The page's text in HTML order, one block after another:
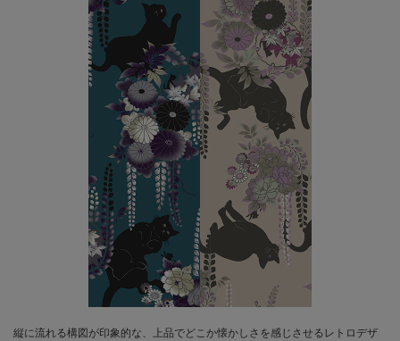
縦に流れる構図が印象的な、上品でどこか懐かしさを感じさせるレトロデザ